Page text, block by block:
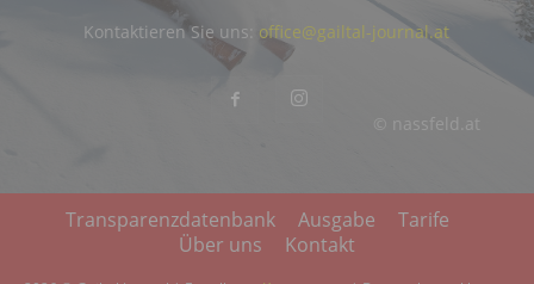
© nassfeld.at
Kontaktieren Sie uns: office@gailtal-journal.at
Transparenzdatenbank Ausgabe
Tarife
Über uns
Kontakt